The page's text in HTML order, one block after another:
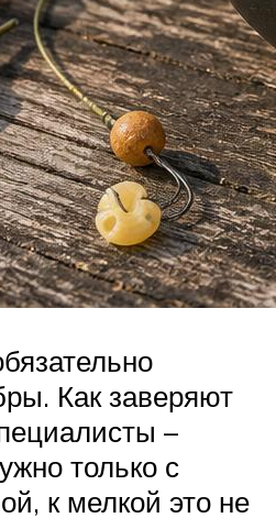
Как заверяют
–
только с
к мелкой это не